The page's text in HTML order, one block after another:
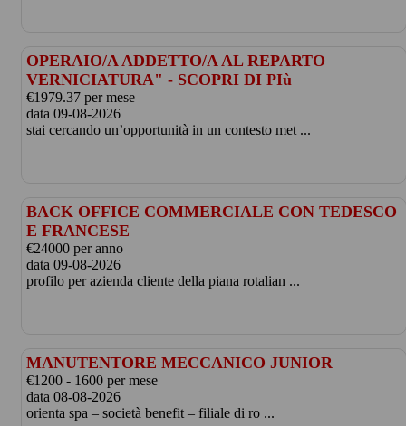
OPERAIO/A ADDETTO/A AL REPARTO
VERNICIATURA" - SCOPRI DI PIù
€1979.37 per mese
data 09-08-2026
stai cercando un’opportunità in un contesto met ...
BACK OFFICE COMMERCIALE CON TEDESCO
E FRANCESE
€24000 per anno
data 09-08-2026
profilo per azienda cliente della piana rotalian ...
MANUTENTORE MECCANICO JUNIOR
€1200 - 1600 per mese
data 08-08-2026
orienta spa – società benefit – filiale di ro ...